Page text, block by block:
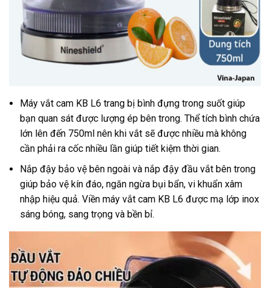
Máy vắt cam KB L6 trang bị bình đựng trong suốt giúp
bạn quan sát được lượng ép bên trong. Thể tích bình chứa
lớn lên đến 750ml nên khi vắt sẽ được nhiều mà không
cần phải ra cốc nhiều lần giúp tiết kiệm thời gian.
Nắp đậy bảo vệ bên ngoài và nắp đậy đầu vắt bên trong
giúp bảo vệ kín đáo, ngăn ngừa bụi bẩn, vi khuẩn xâm
nhập hiệu quả. Viền máy vắt cam KB L6 được mạ lớp inox
sáng bóng, sang trọng và bền bỉ.